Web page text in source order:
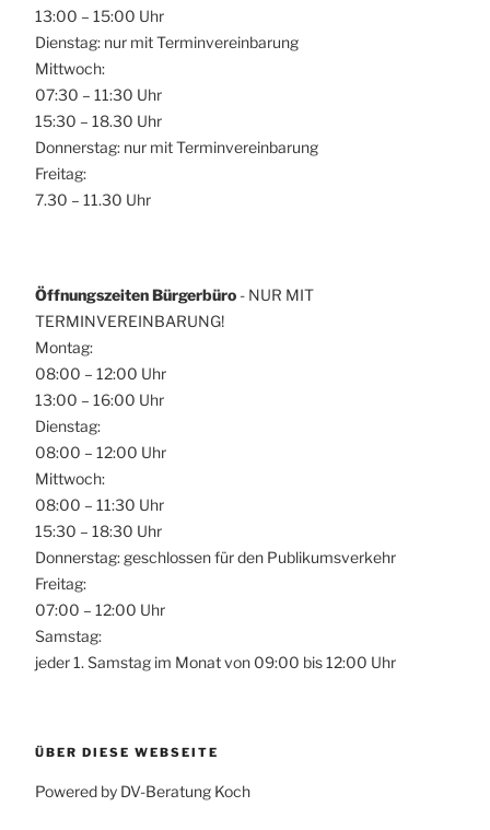
13:00 – 15:00 Uhr
Dienstag: nur mit Terminvereinbarung
Mittwoch:
07:30 – 11:30 Uhr
15:30 – 18.30 Uhr
Donnerstag: nur mit Terminvereinbarung
Freitag:
7.30 – 11.30 Uhr
Öffnungszeiten Bürgerbüro - NUR MIT
TERMINVEREINBARUNG!
Montag:
08:00 – 12:00 Uhr
13:00 – 16:00 Uhr
Dienstag:
08:00 – 12:00 Uhr
Mittwoch:
08:00 – 11:30 Uhr
15:30 – 18:30 Uhr
Donnerstag: geschlossen für den Publikumsverkehr
Freitag:
07:00 – 12:00 Uhr
Samstag:
jeder 1. Samstag im Monat von 09:00 bis 12:00 Uhr
ÜBER DIESE WEBSEITE
Powered by DV-Beratung Koch